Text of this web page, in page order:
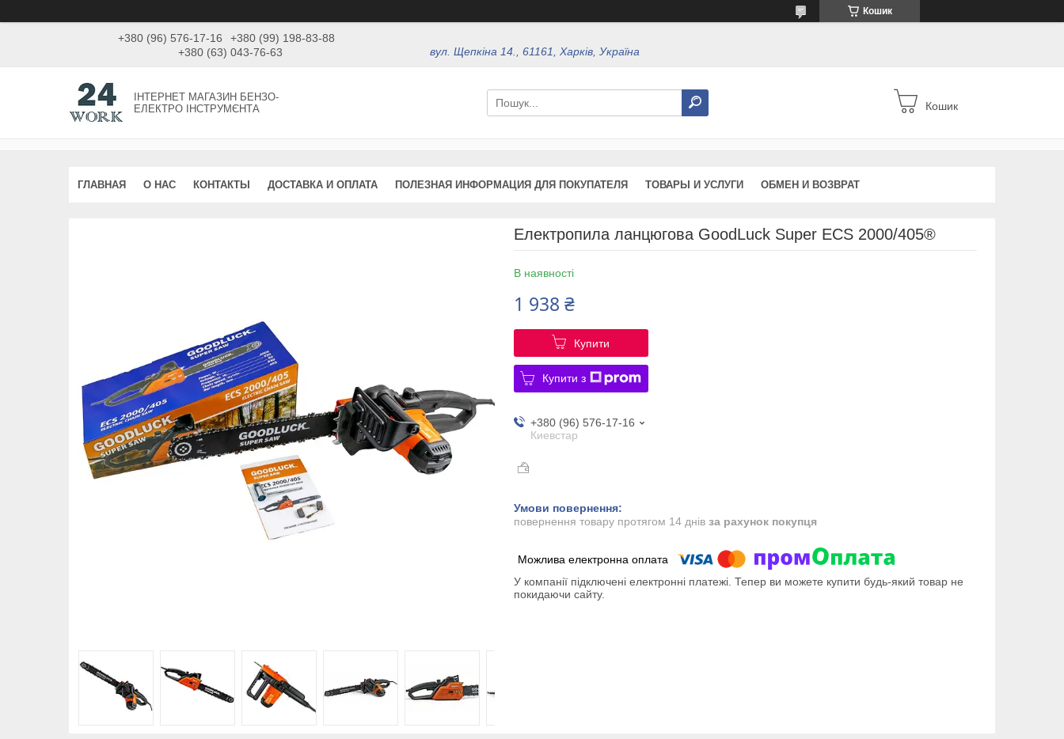
Кошик
+380 (96) 576-17-16
+380 (99) 198-83-88
+380 (63) 043-76-63
вул. Щепкіна 14., 61161, Харків, Україна
ІНТЕРНЕТ МАГАЗИН БЕНЗО-
ЕЛЕКТРО ІНСТРУМЄНТА
Кошик
ГЛАВНАЯ О НАС КОНТАКТЫ ДОСТАВКА И ОПЛАТА ПОЛЕЗНАЯ ИНФОРМАЦИЯ ДЛЯ ПОКУПАТЕЛЯ ТОВАРЫ И УСЛУГИ ОБМЕН И ВОЗВРАТ
Електропила ланцюгова GoodLuck Super ECS 2000/405®
В наявності
1 938 ₴
Купити
Купити з
+380 (96) 576-17-16
Киевстар
повернення товару протягом 14 днів за рахунок покупця
У компанії підключені електронні платежі. Тепер ви можете купити будь-який товар не
покидаючи сайту.